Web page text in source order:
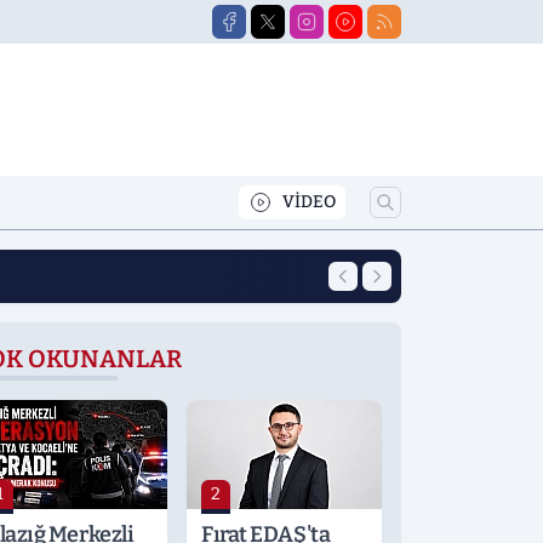
VİDEO
13:46 Elazığ'da
OKUNANLAR
Merkezli
2
Fırat EDAŞ'ta